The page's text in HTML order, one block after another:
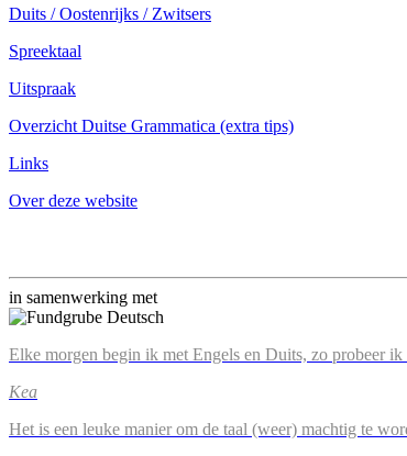
Duits / Oostenrijks / Zwitsers
Spreektaal
Uitspraak
Overzicht Duitse Grammatica (extra tips)
Links
Over deze website
in samenwerking met
Elke morgen begin ik met Engels en Duits, zo probeer
Kea
Het is een leuke manier om de taal (weer) machtig te